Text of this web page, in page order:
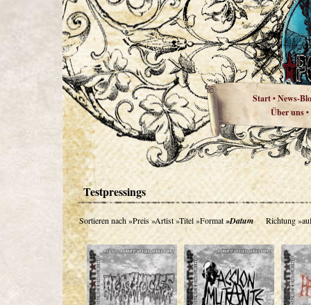
Start•News-
Über uns•
Testpressings
Sortieren nach»Preis»Artist»Titel»Format»Datum Richtung